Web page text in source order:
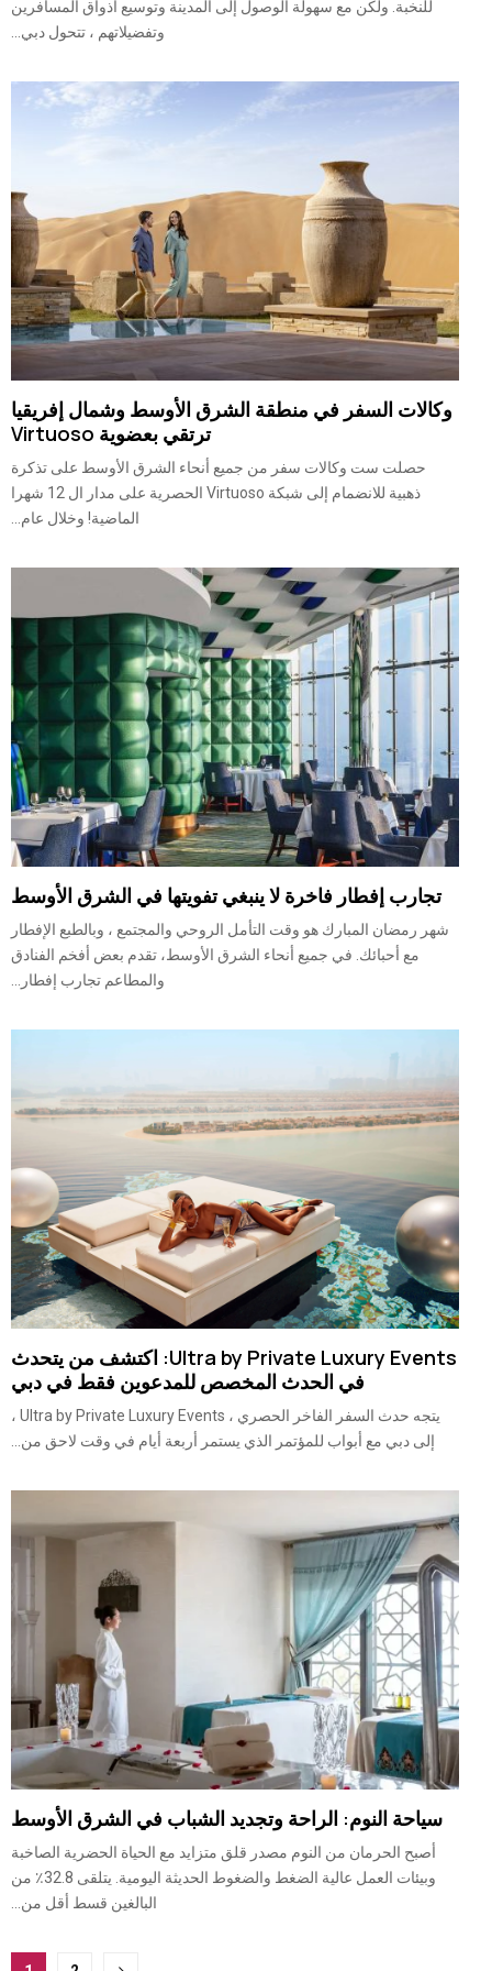
للنخبة. ولكن مع سهولة الوصول إلى المدينة وتوسيع أذواق المسافرين
وتفضيلاتهم ، تتحول دبي...
وكالات السفر في منطقة الشرق الأوسط وشمال إفريقيا
ترتقي بعضوية Virtuoso
حصلت ست وكالات سفر من جميع أنحاء الشرق الأوسط على تذكرة
ذهبية للانضمام إلى شبكة Virtuoso الحصرية على مدار ال 12 شهرا
الماضية! وخلال عام...
تجارب إفطار فاخرة لا ينبغي تفويتها في الشرق الأوسط
شهر رمضان المبارك هو وقت التأمل الروحي والمجتمع ، وبالطبع الإفطار
مع أحبائك. في جميع أنحاء الشرق الأوسط، تقدم بعض أفخم الفنادق
والمطاعم تجارب إفطار...
Ultra by Private Luxury Events: اكتشف من يتحدث
في الحدث المخصص للمدعوين فقط في دبي
يتجه حدث السفر الفاخر الحصري ، Ultra by Private Luxury Events ،
إلى دبي مع أبواب للمؤتمر الذي يستمر أربعة أيام في وقت لاحق من...
سياحة النوم: الراحة وتجديد الشباب في الشرق الأوسط
أصبح الحرمان من النوم مصدر قلق متزايد مع الحياة الحضرية الصاخبة
وبيئات العمل عالية الضغط والضغوط الحديثة اليومية. يتلقى 32.8٪ من
البالغين قسط أقل من...